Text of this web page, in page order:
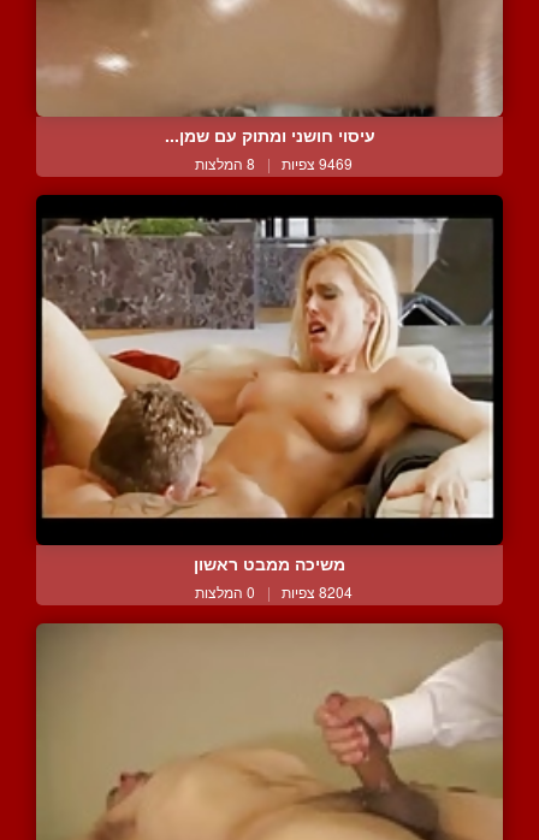
עיסוי חושני ומתוק עם שמן...
9469 צפיות | 8 המלצות
משיכה ממבט ראשון
8204 צפיות | 0 המלצות